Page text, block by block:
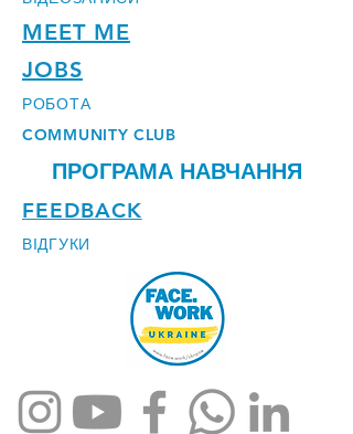
MEET ME
JOBS
РОБОТА
COMMUNITY CLUB
ПРОГРАМА НАВЧАННЯ
FEEDBACK
ВІДГУКИ